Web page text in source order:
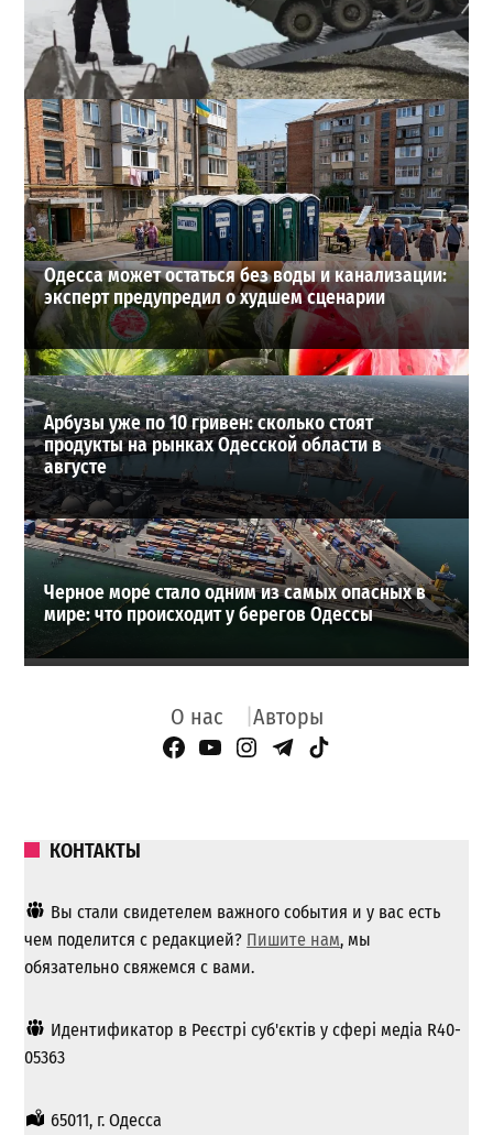
Полковник ВСУ рассказал, выдержит ли Одесса
новое наступление
2
27-07-2026 в 11:19
ВИБОР РЕДАКЦИИ
Одесса может остаться без воды и канализации:
эксперт предупредил о худшем сценарии
Арбузы уже по 10 гривен: сколько стоят
продукты на рынках Одесской области в
августе
Черное море стало одним из самых опасных в
мире: что происходит у берегов Одессы
О нас Авторы
Facebook Page
YouTube
Instagram
Telegram
TikTok
КОНТАКТЫ
Вы стали свидетелем важного события и у вас есть
чем поделится с редакцией? Пишите нам, мы
обязательно свяжемся с вами.
Идентификатор в Реєстрі суб'єктів у сфері медіа R40-
05363
65011, г. Одесса